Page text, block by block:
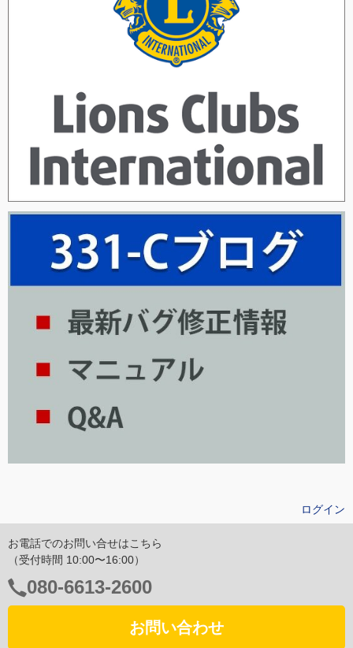
ログイン
お電話でのお問い合せはこちら
（受付時間 10:00〜16:00）
電
話
080-6613-2600
お問い合わせ